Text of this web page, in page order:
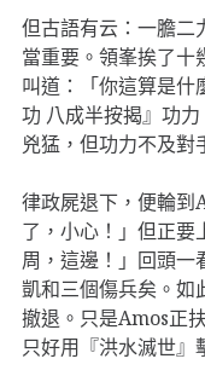
但古語有云：一膽二
當重要。領峯挨了十
叫道：「你這算是什
功 八成半按揭』功
兇猛，但功力不及對
律政屍退下，便輪到
了，小心！」但正要
周，這邊！」回頭一
凱和三個傷兵矣。如
撤退。只是Amos正
只好用『洪水滅世』